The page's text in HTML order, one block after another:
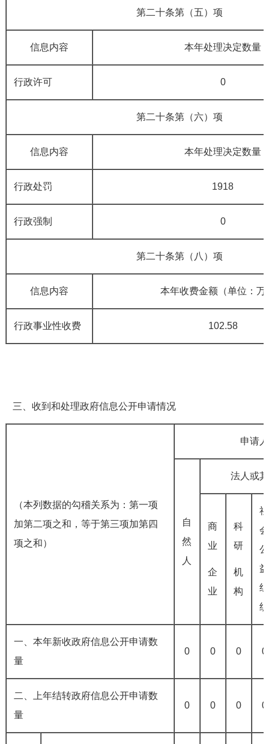
第二十条第（五）项
信息内容 本年处理决定数量
行政许可 0
第二十条第（六）项
信息内容 本年处理决定数量
行政处罚 1918
行政强制 0
第二十条第（八）项
信息内容 本年收费金额（单位：万
行政事业性收费 102.58
三、收到和处理政府信息公开申请情况
（本列数据的勾稽关系为：第一项
加第二项之和，等于第三项加第四
项之和）
申请
自
然
人
法人或
商
业
企
业
科
研
机
构
社
会
公
益
组
织
一、本年新收政府信息公开申请数
量
0 0 0 0
二、上年结转政府信息公开申请数
量
0 0 0 0